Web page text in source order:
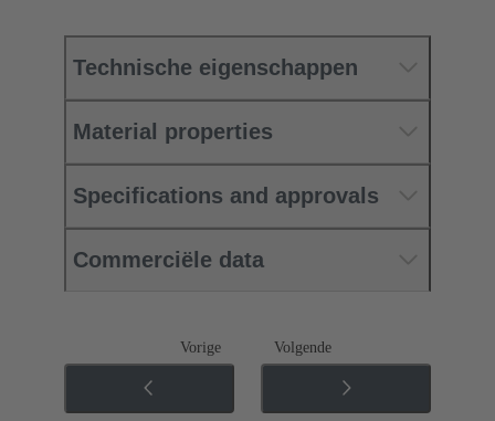
Technische eigenschappen
Material properties
Specifications and approvals
Commerciële data
Vorige Volgende